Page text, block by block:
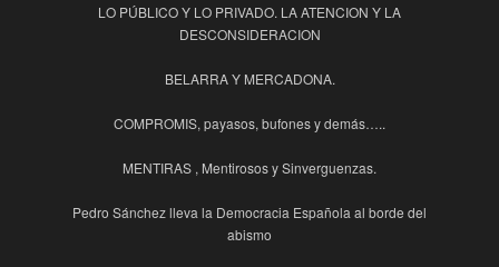
LO PÚBLICO Y LO PRIVADO. LA ATENCION Y LA
DESCONSIDERACION
BELARRA Y MERCADONA.
COMPROMIS, payasos, bufones y demás…..
MENTIRAS , Mentirosos y Sinverguenzas.
Pedro Sánchez lleva la Democracia Española al borde del
abismo